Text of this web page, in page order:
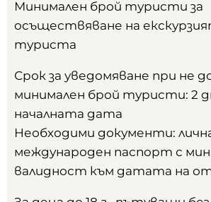
Минимален брой туристи за
осъществяване на
туриста
Срок за уведомяване при не
минимален брой туристи: 2
началната дата
Необходими документи:
международен паспорт с
валидност към датата на